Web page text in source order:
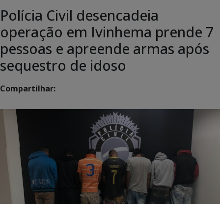
Polícia Civil desencadeia
operação em Ivinhema prende 7
pessoas e apreende armas após
sequestro de idoso
Compartilhar: